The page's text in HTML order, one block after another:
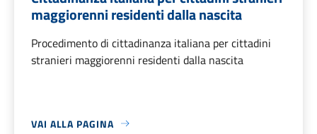
maggiorenni residenti dalla nascita
Procedimento di cittadinanza italiana per cittadini
stranieri maggiorenni residenti dalla nascita
VAI ALLA PAGINA